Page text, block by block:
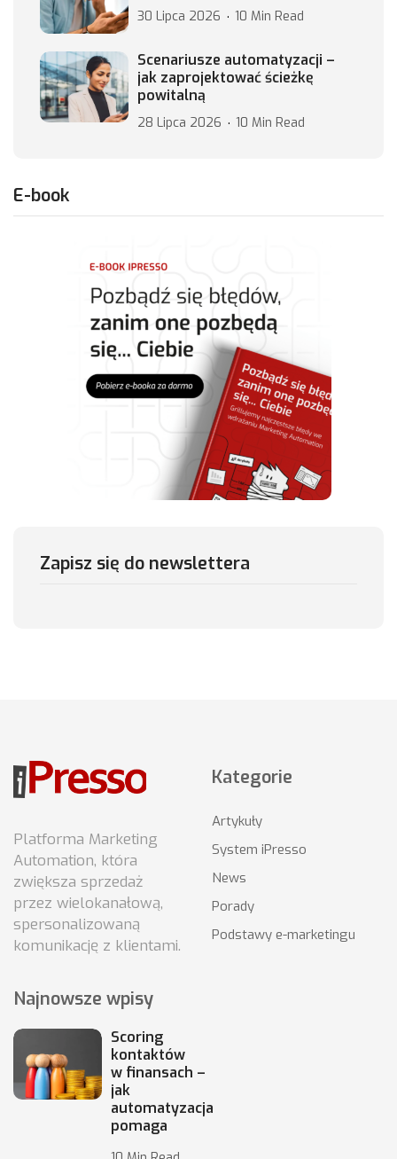
30 Lipca 2026 10 Min Read
Scenariusze automatyzacji –
jak zaprojektować ścieżkę
powitalną
28 Lipca 2026 10 Min Read
E-book
Zapisz się do newslettera
Platforma Marketing
Automation, która
zwiększa sprzedaż
przez wielokanałową,
spersonalizowaną
komunikację z klientami.
Kategorie
Artykuły
System iPresso
News
Porady
Podstawy e-marketingu
Najnowsze wpisy
Scoring
kontaktów
w finansach –
jak
automatyzacja
pomaga